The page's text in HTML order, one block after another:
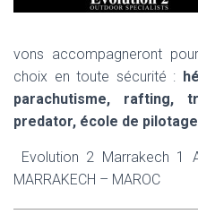
vons accompagneront
choix en toute sécurité :
parachutisme, rafting,
predator, école de pilotage
Evolution 2 Marrakech 1
MARRAKECH – MAROC